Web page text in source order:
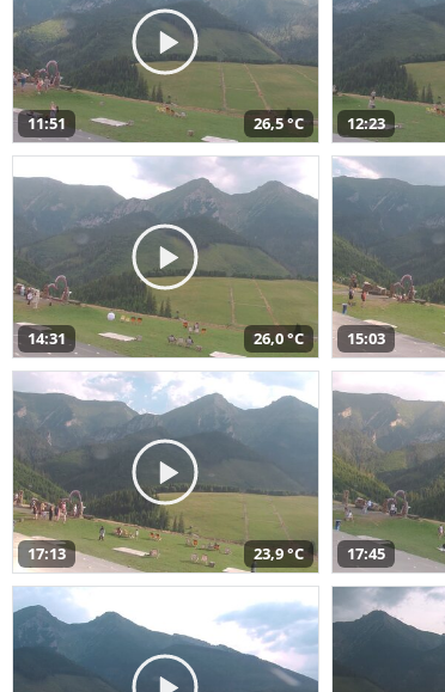
11:51 26,5 °C 12:23
14:31 26,0 °C 15:03
17:13 23,9 °C 17:45